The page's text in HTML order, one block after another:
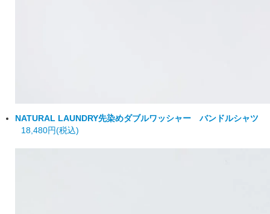
NATURAL LAUNDRY先染めダブルワッシャー バンドルシャツ
18,480円(税込)